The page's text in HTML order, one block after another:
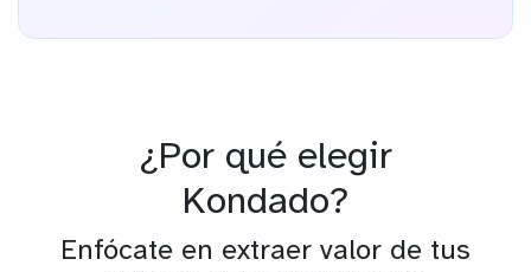
¿Por qué elegir
Kondado?
Enfócate en extraer valor de tus